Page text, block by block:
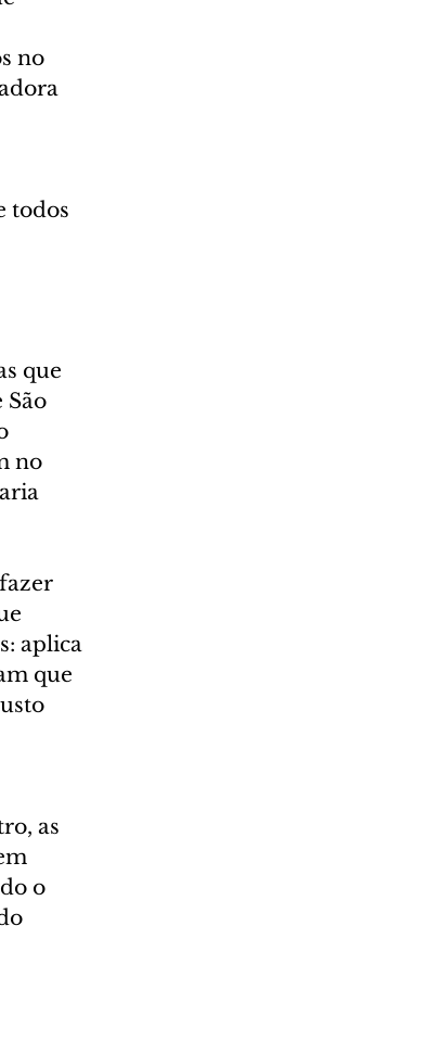
no
todos
que
São
no
aplica
que
as
o